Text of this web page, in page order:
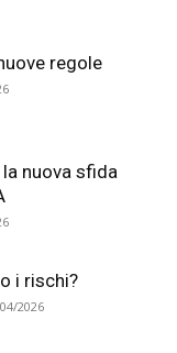
regole
nuova sfida
i rischi?
2026